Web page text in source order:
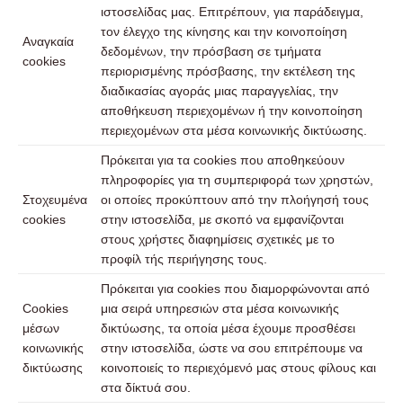
Αναγκαία
cookies
ιστοσελίδας μας. Επιτρέπουν, για παράδειγμα,
τον έλεγχο της κίνησης και την κοινοποίηση
δεδομένων, την πρόσβαση σε τμήματα
περιορισμένης πρόσβασης, την εκτέλεση της
διαδικασίας αγοράς μιας παραγγελίας, την
αποθήκευση περιεχομένων ή την κοινοποίηση
περιεχομένων στα μέσα κοινωνικής δικτύωσης.
Στοχευμένα
cookies
Πρόκειται για τα cookies που αποθηκεύουν
πληροφορίες για τη συμπεριφορά των χρηστών,
οι οποίες προκύπτουν από την πλοήγησή τους
στην ιστοσελίδα, με σκοπό να εμφανίζονται
στους χρήστες διαφημίσεις σχετικές με το
προφίλ τής περιήγησης τους.
Cookies
μέσων
κοινωνικής
δικτύωσης
Πρόκειται για cookies που διαμορφώνονται από
μια σειρά υπηρεσιών στα μέσα κοινωνικής
δικτύωσης, τα οποία μέσα έχουμε προσθέσει
στην ιστοσελίδα, ώστε να σου επιτρέπουμε να
κοινοποιείς το περιεχόμενό μας στους φίλους και
στα δίκτυά σου.